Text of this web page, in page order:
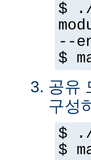
$
--
$
공유
구성
$
$